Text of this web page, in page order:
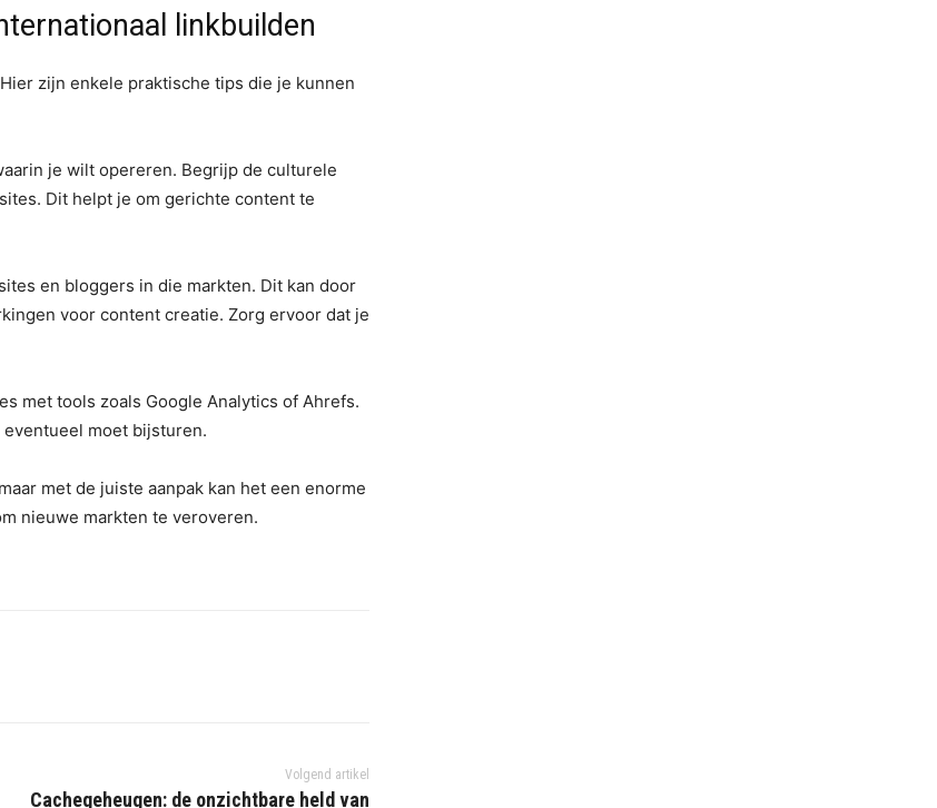
linkbuilden
zijn enkele praktische tips die je kunnen
je wilt opereren. Begrijp de culturele
Dit helpt je om gerichte content te
en bloggers in die markten. Dit kan door
voor content creatie. Zorg ervoor dat je
met tools zoals Google Analytics of Ahrefs.
moet bijsturen.
met de juiste aanpak kan het een enorme
nieuwe markten te veroveren.
Volgend artikel
Cachegeheugen: de onzichtbare held van